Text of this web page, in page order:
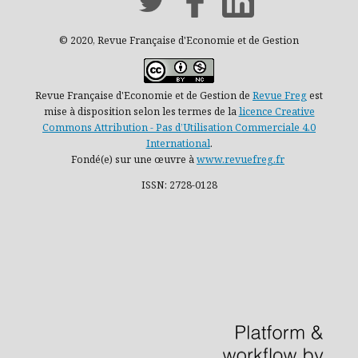
© 2020, Revue Française d'Economie et de Gestion
Revue Française d'Economie et de Gestion de Revue Fregest
mise à disposition selon les termes de lalicence Creative
Commons Attribution - Pas d’Utilisation Commerciale 4.0
International.
Fondé(e) sur une œuvre àwww.revuefreg.fr
ISSN: 2728-0128